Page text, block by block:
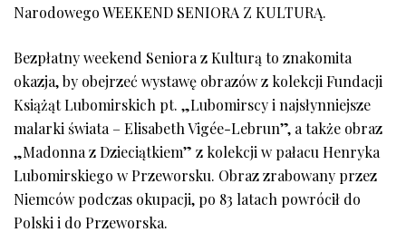
Narodowego WEEKEND SENIORA Z KULTURĄ.
Bezpłatny weekend Seniora z Kulturą to znakomita
okazja, by obejrzeć wystawę obrazów z kolekcji Fundacji
Książąt Lubomirskich pt. „Lubomirscy i najsłynniejsze
malarki świata – Elisabeth Vigée-Lebrun”, a także obraz
„Madonna z Dzieciątkiem” z kolekcji w pałacu Henryka
Lubomirskiego w Przeworsku. Obraz zrabowany przez
Niemców podczas okupacji, po 83 latach powrócił do
Polski i do Przeworska.